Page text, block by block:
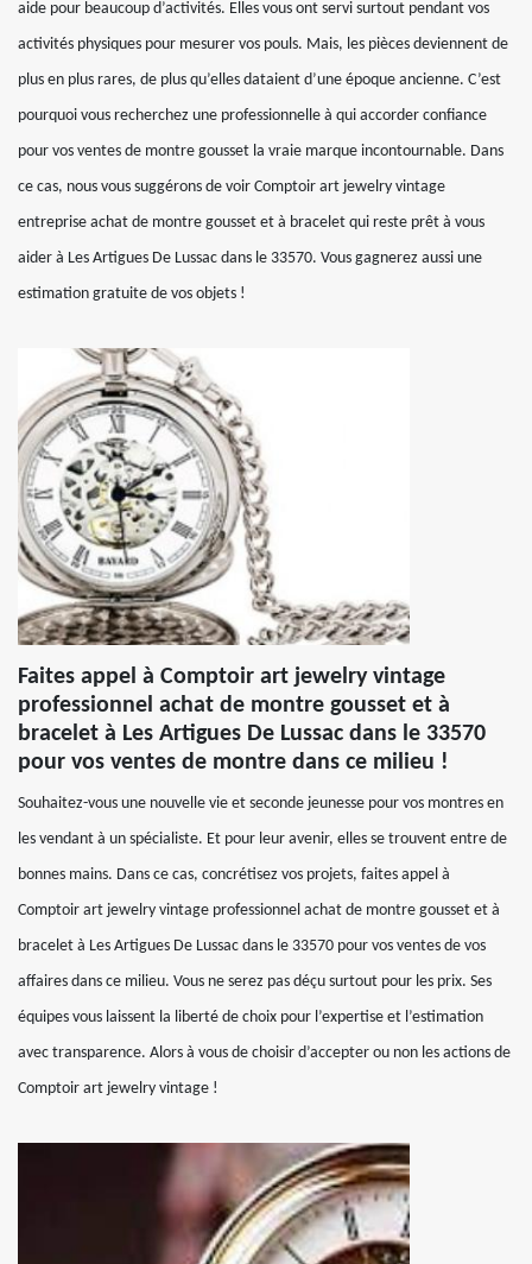
aide pour beaucoup d’activités. Elles vous ont servi surtout pendant vos
activités physiques pour mesurer vos pouls. Mais, les pièces deviennent de
plus en plus rares, de plus qu’elles dataient d’une époque ancienne. C’est
pourquoi vous recherchez une professionnelle à qui accorder confiance
pour vos ventes de montre gousset la vraie marque incontournable. Dans
ce cas, nous vous suggérons de voir Comptoir art jewelry vintage
entreprise achat de montre gousset et à bracelet qui reste prêt à vous
aider à Les Artigues De Lussac dans le 33570. Vous gagnerez aussi une
estimation gratuite de vos objets !
Faites appel à Comptoir art jewelry vintage
professionnel achat de montre gousset et à
bracelet à Les Artigues De Lussac dans le 33570
pour vos ventes de montre dans ce milieu !
Souhaitez-vous une nouvelle vie et seconde jeunesse pour vos montres en
les vendant à un spécialiste. Et pour leur avenir, elles se trouvent entre de
bonnes mains. Dans ce cas, concrétisez vos projets, faites appel à
Comptoir art jewelry vintage professionnel achat de montre gousset et à
bracelet à Les Artigues De Lussac dans le 33570 pour vos ventes de vos
affaires dans ce milieu. Vous ne serez pas déçu surtout pour les prix. Ses
équipes vous laissent la liberté de choix pour l’expertise et l’estimation
avec transparence. Alors à vous de choisir d’accepter ou non les actions de
Comptoir art jewelry vintage !